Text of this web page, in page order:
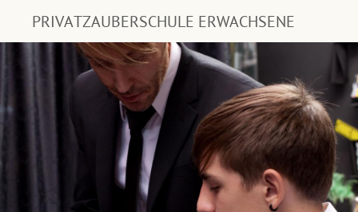
PRIVATZAUBERSCHULE ERWACHSENE